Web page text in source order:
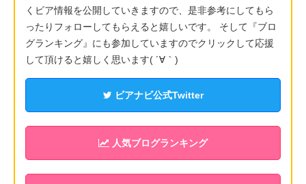
くビア情報を公開していきますので、是非参考にしてもら
ったりフォローしてもらえると嬉しいです。 そして『ブロ
グランキング』にも参加していますのでクリックして応援
して頂けると嬉しく思います( ´∀｀)
ビアナビ公式Twitter
人気ブログランキング